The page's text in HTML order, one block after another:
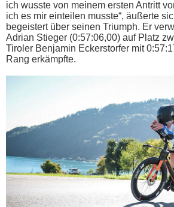
ich wusste von meinem ersten Antritt
ich es mir einteilen musste“, äußerte
begeistert über seinen Triumph. Er
Adrian Stieger (0:57:06,00) auf Platz
Tiroler Benjamin Eckerstorfer mit
Rang erkämpfte.